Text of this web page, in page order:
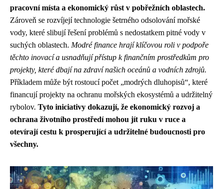
pracovní místa a ekonomický růst v pobřežních oblastech.
Zároveň se rozvíjejí technologie šetrného odsolování mořské
vody, které slibují řešení problémů s nedostatkem pitné vody v
suchých oblastech. Modré finance hrají klíčovou roli v podpoře
těchto inovací a usnadňují přístup k finančním prostředkům pro
projekty, které dbají na zdraví našich oceánů a vodních zdrojů.
Příkladem může být rostoucí počet „modrých dluhopisů“, které
financují projekty na ochranu mořských ekosystémů a udržitelný
rybolov. Tyto iniciativy dokazují, že ekonomický rozvoj a
ochrana životního prostředí mohou jít ruku v ruce a
otevírají cestu k prosperující a udržitelné budoucnosti pro
všechny.